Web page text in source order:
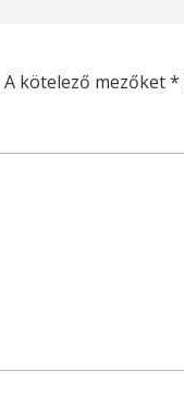
A kötelező mezőket*